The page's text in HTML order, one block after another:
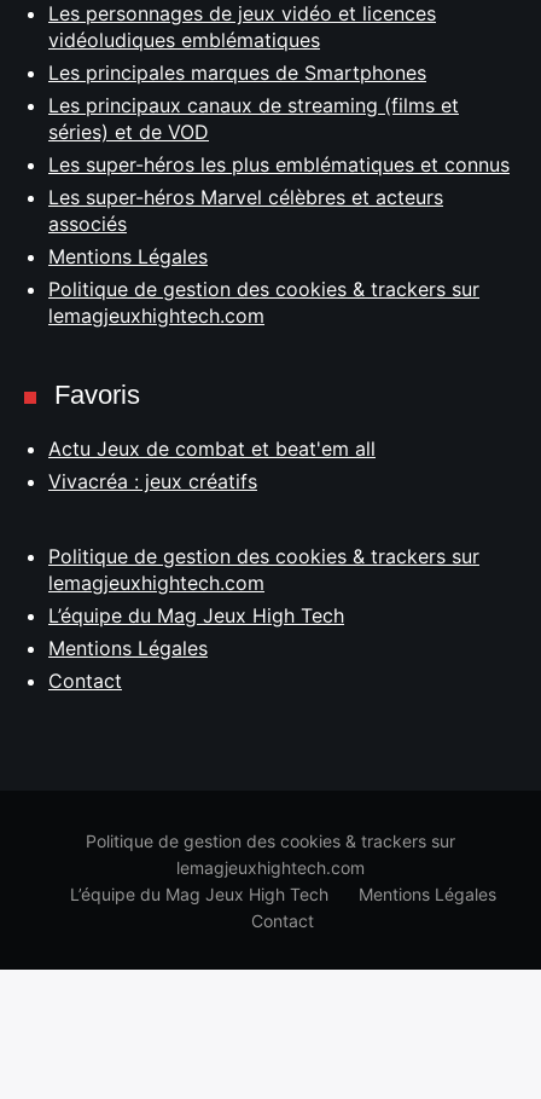
Les personnages de jeux vidéo et licences
vidéoludiques emblématiques
Les principales marques de Smartphones
Les principaux canaux de streaming (films et
séries) et de VOD
Les super-héros les plus emblématiques et connus
Les super-héros Marvel célèbres et acteurs
associés
Mentions Légales
Politique de gestion des cookies & trackers sur
lemagjeuxhightech.com
Favoris
Actu Jeux de combat et beat'em all
Vivacréa : jeux créatifs
Politique de gestion des cookies & trackers sur
lemagjeuxhightech.com
L’équipe du Mag Jeux High Tech
Mentions Légales
Contact
Politique de gestion des cookies & trackers sur
lemagjeuxhightech.com
L’équipe du Mag Jeux High Tech
Mentions Légales
Contact